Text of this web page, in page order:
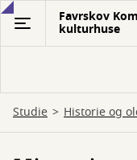
Gå
hovedindhold
Favrskov
kulturhuse
Studie Historie og